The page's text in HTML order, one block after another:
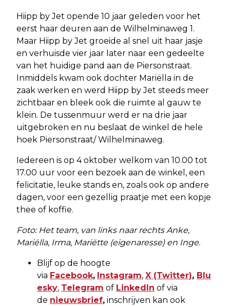
Hiipp by Jet opende 10 jaar geleden voor het
eerst haar deuren aan de Wilhelminaweg 1.
Maar Hiipp by Jet groeide al snel uit haar jasje
en verhuisde vier jaar later naar een gedeelte
van het huidige pand aan de Piersonstraat.
Inmiddels kwam ook dochter Mariëlla in de
zaak werken en werd Hiipp by Jet steeds meer
zichtbaar en bleek ook die ruimte al gauw te
klein. De tussenmuur werd er na drie jaar
uitgebroken en nu beslaat de winkel de hele
hoek Piersonstraat/ Wilhelminaweg.
Iedereen is op 4 oktober welkom van 10.00 tot
17.00 uur voor een bezoek aan de winkel, een
felicitatie, leuke stands en, zoals ook op andere
dagen, voor een gezellig praatje met een kopje
thee of koffie.
Foto: Het team, van links naar rechts Anke,
Mariëlla, Irma, Mariëtte (eigenaresse) en Inge.
Blijf op de hoogte
via Facebook, Instagram, X (Twitter), Blu
esky, Telegram of LinkedIn of via
de nieuwsbrief, inschrijven kan ook